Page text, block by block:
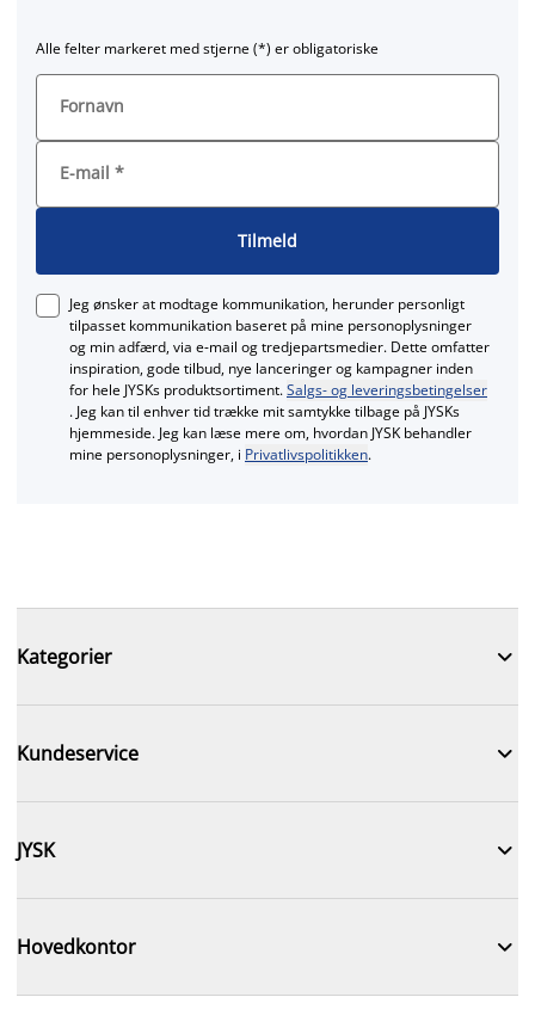
Alle felter markeret med stjerne (*) er obligatoriske
Fornavn
E-mail *
Tilmeld
Jeg ønsker at modtage kommunikation, herunder personligt
tilpasset kommunikation baseret på mine personoplysninger
og min adfærd, via e‑mail og tredjepartsmedier. Dette omfatter
inspiration, gode tilbud, nye lanceringer og kampagner inden
for hele JYSKs produktsortiment.Salgs- og leveringsbetingelser
. Jeg kan til enhver tid trække mit samtykke tilbage på JYSKs
hjemmeside. Jeg kan læse mere om, hvordan JYSK behandler
mine personoplysninger, i Privatlivspolitikken.
Kategorier 
Kundeservice 
JYSK 
Hovedkontor 